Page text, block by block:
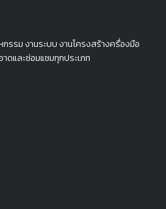
รรม งานระบบ งานโครงสร้างครื่องมือ
ดและซ่อมแซมทุกประเภท